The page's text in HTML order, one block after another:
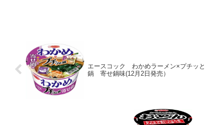
エースコック わかめラーメン×プチッと
鍋 寄せ鍋味(12月2日発売）